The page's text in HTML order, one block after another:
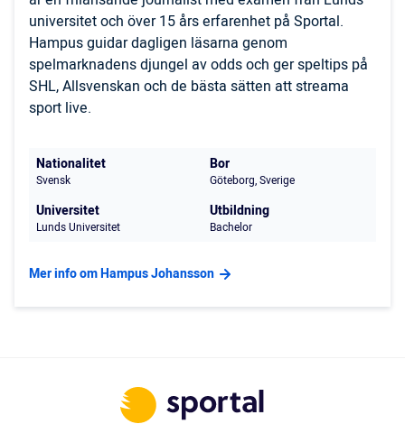
universitet och över 15 års erfarenhet på Sportal.
Hampus guidar dagligen läsarna genom
spelmarknadens djungel av odds och ger speltips på
SHL, Allsvenskan och de bästa sätten att streama
sport live.
Nationalitet
Svensk
Bor
Göteborg, Sverige
Universitet
Lunds Universitet
Utbildning
Bachelor
Mer info om Hampus Johansson